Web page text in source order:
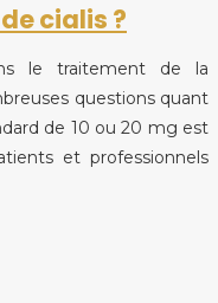
cialis ?
le traitement de la
questions quant
de 10 ou 20 mg est
et professionnels